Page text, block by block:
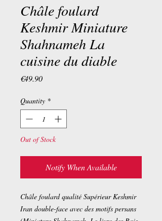
Châle foulard
Keshmir Miniature
Shahnameh La
cuisine du diable
€49.90Price
Quantity *
Out of Stock
Notify When Available
Châle foulard qualité Supérieur Keshmir
Iran double-face avec des motifs persans